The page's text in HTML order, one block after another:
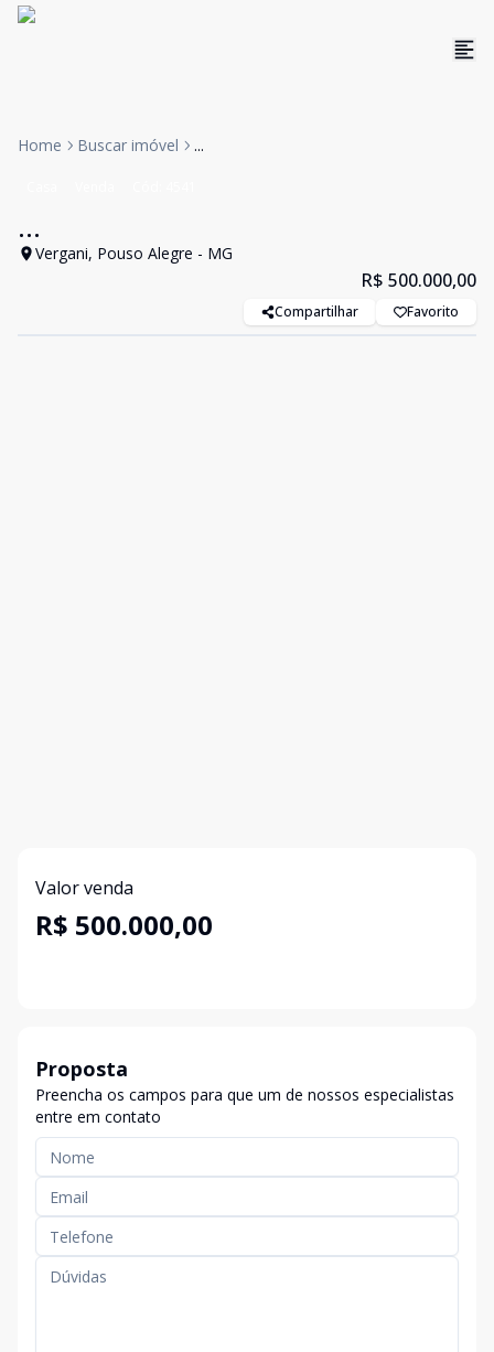
Home Buscar imóvel ...
...
Vergani, Pouso Alegre - MG
R$ 500.000,00
Compartilhar Favorito
Valor venda
R$ 500.000,00
Proposta
Preencha os campos para que um de nossos especialistas
entre em contato